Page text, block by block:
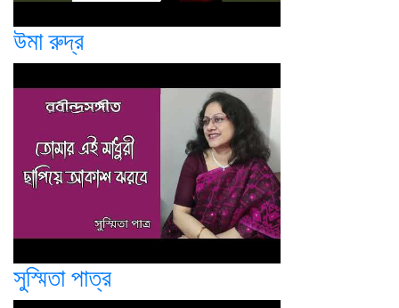
উমা রুদ্র
সুস্মিতা পাত্র